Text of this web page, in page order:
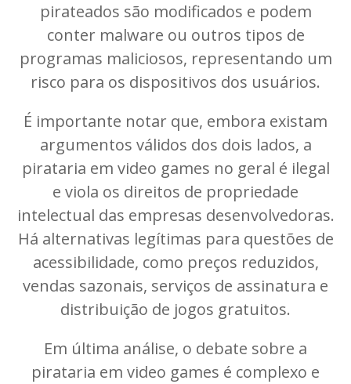
pirateados são modificados e podem
conter malware ou outros tipos de
programas maliciosos, representando um
risco para os dispositivos dos usuários.
É importante notar que, embora existam
argumentos válidos dos dois lados, a
pirataria em video games no geral é ilegal
e viola os direitos de propriedade
intelectual das empresas desenvolvedoras.
Há alternativas legítimas para questões de
acessibilidade, como preços reduzidos,
vendas sazonais, serviços de assinatura e
distribuição de jogos gratuitos.
Em última análise, o debate sobre a
pirataria em video games é complexo e